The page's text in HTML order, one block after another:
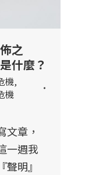
之
什麼？
機,
機
文章，
一週我
明』